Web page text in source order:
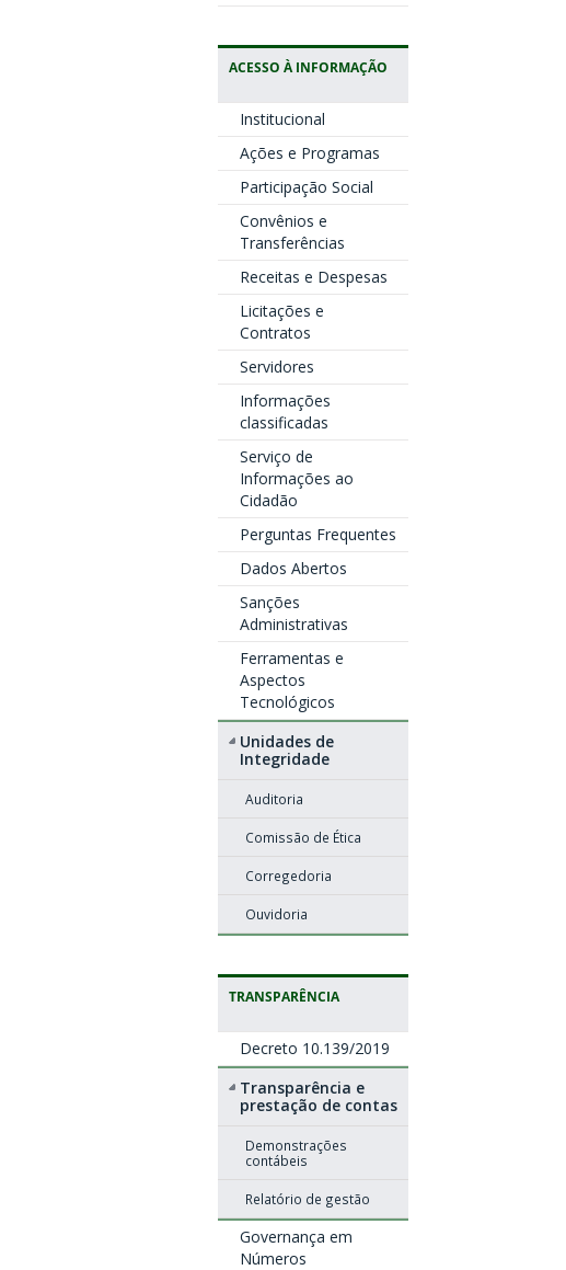
ACESSO À INFORMAÇÃO
Institucional
Ações e Programas
Participação Social
Convênios e
Transferências
Receitas e Despesas
Licitações e
Contratos
Servidores
Informações
classificadas
Serviço de
Informações ao
Cidadão
Perguntas Frequentes
Dados Abertos
Sanções
Administrativas
Ferramentas e
Aspectos
Tecnológicos
Unidades de
Integridade
Auditoria
Comissão de Ética
Corregedoria
Ouvidoria
TRANSPARÊNCIA
Decreto 10.139/2019
Transparência e
prestação de contas
Demonstrações
contábeis
Relatório de gestão
Governança em
Números